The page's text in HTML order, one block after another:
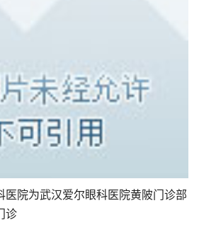
医院为武汉爱尔眼科医院黄陂门诊部
诊